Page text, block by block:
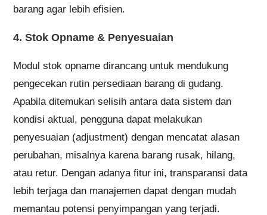
barang agar lebih efisien.
4. Stok Opname & Penyesuaian
Modul stok opname dirancang untuk mendukung
pengecekan rutin persediaan barang di gudang.
Apabila ditemukan selisih antara data sistem dan
kondisi aktual, pengguna dapat melakukan
penyesuaian (adjustment) dengan mencatat alasan
perubahan, misalnya karena barang rusak, hilang,
atau retur. Dengan adanya fitur ini, transparansi data
lebih terjaga dan manajemen dapat dengan mudah
memantau potensi penyimpangan yang terjadi.